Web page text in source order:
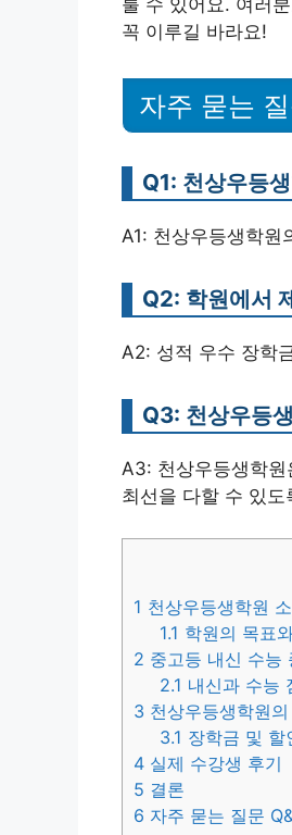
룰 수 있어요. 여러
꼭 이루길 바라요!
자주 묻는
Q1: 천상우등
A1: 천상우등생학
Q2: 학원에서
A2: 성적 우수 장학
Q3: 천상우등
A3: 천상우등생학원
최선을 다할 수 있
1 천상우등생학원
1.1 학원의 목표
2 중고등 내신 수능
2.1 내신과 수능
3 천상우등생학원
3.1 장학금 및 할
4 실제 수강생 후기
5 결론
6 자주 묻는 질문